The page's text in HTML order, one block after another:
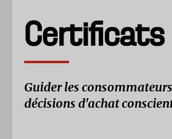
Certificats
Guider les
décisions d'achat